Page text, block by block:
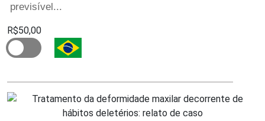
previsível...
R$50,00